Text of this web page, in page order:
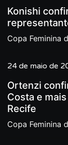
Konishi
Copa Feminina
24 de maio de
Ortenzi
Costa e
Recife
Copa Feminina